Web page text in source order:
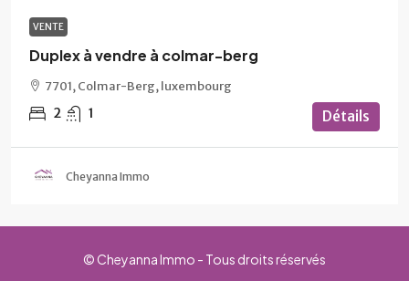
VENTE
Duplex à vendre à colmar-berg
7701, Colmar-Berg, luxembourg
2 1 Détails
Cheyanna Immo
© Cheyanna Immo - Tous droits réservés